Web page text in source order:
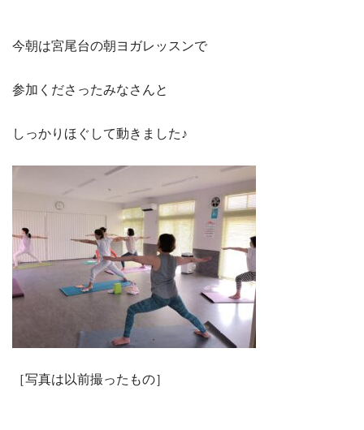
今朝は宮尾台の朝ヨガレッスンで
参加くださったみなさんと
しっかりほぐして動きました♪
［写真は以前撮ったもの］